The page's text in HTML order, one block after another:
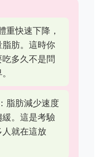
重快速下降，
肪。這時你
多久不是問
脂肪減少速度
。這是考驗
就在這放